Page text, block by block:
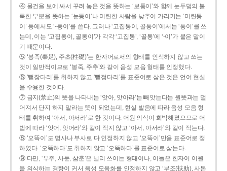
④ 물건을 보에 싸서 꾸려 놓은 것을 뜻하는 ‘보퉁이’와 함께 눈두덩의 불
룩한 부분을 뜻하는 ‘눈퉁이’나 미련한 사람을 낮추어 가리키는 ‘미련퉁
이’ 등에서도 ‘-퉁이’를 쓴다. 그러나 ‘고집통이, 골통이’에서는 ‘통이’를 쓰
는데, 이는 ‘고집통이, 골통이’가 각각 ‘고집통’, ‘골통’에 ‘-이’가 붙은 말이
기 때문이다.
⑤ ‘봉족(奉足), 주초(柱礎)’는 한자어로서의 형태를 인식하지 않고 쓰는
것이 일반적이므로 ‘봉죽, 주추’와 같이 음성 모음 형태를 인정했다.
⑥ ‘뻗장다리’를 취하지 않고 ‘뻗정다리’를 표준어로 삼은 것은 언어 현실
을 수용한 것이다.
⑦ 금지(禁止)의 뜻을 나타내는 ‘앗아, 앗아라’는 빼앗는다는 원뜻과는 멀
어져서 단지 하지 말라는 뜻이 되었는데, 현실 발음에 따라 음성 모음 형
태를 취하여 ‘아서, 아서라’로 한 것이다. 어원 의식이 희박해졌으므로 어
법에 따라 ‘앗어, 앗어라’와 같이 적지 않고 ‘아서, 아서라’와 같이 적는다.
⑧ ‘오똑이’도 명사나 부사로 다 인정하지 않고 ‘오뚝이’만을 표준어로 정
하였다. ‘오똑하다’도 취하지 않고 ‘오뚝하다’를 표준어로 삼는다.
⑨ 다만, ‘부주, 사둔, 삼춘’은 널리 쓰이는 형태이나, 이들은 한자어 어원
을 의식하는 경향이 커서 음성 모음화를 인정하지 않고 ‘부조(扶助), 사돈